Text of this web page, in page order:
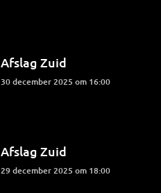
Afslag Zuid
30 december 2025 om 16:00
Afslag Zuid
29 december 2025 om 18:00